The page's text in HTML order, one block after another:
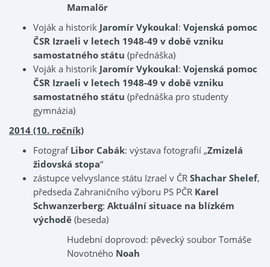
Mamalör
Voják a historik Jaromír Vykoukal: Vojenská pomoc
ČSR Izraeli v letech 1948-49 v době vzniku
samostatného státu (přednáška)
Voják a historik Jaromír Vykoukal: Vojenská pomoc
ČSR Izraeli v letech 1948-49 v době vzniku
samostatného státu (přednáška pro studenty
gymnázia)
2014 (10. ročník)
Fotograf Libor Cabák: výstava fotografií „Zmizelá
židovská stopa“
zástupce velvyslance státu Izrael v ČR Shachar Shelef,
předseda Zahraničního výboru PS PČR Karel
Schwanzerberg: Aktuální situace na blízkém
východě (beseda)
Hudební doprovod: pěvecký soubor Tomáše
Novotného Noah